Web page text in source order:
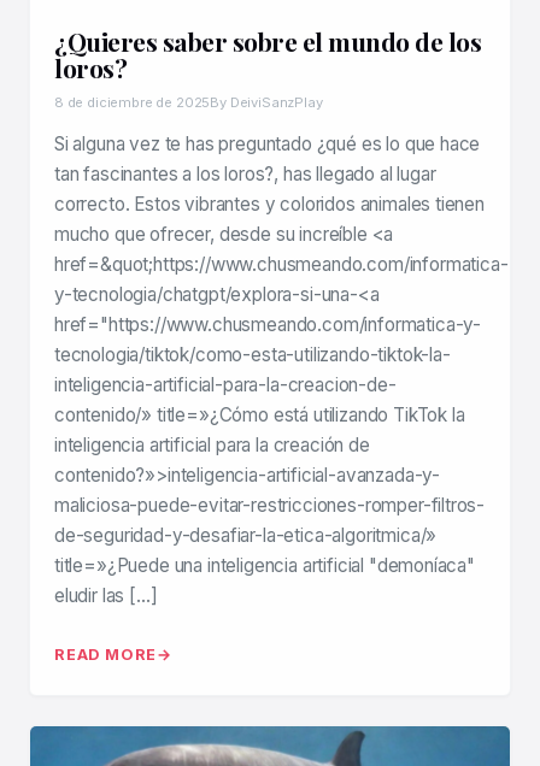
¿Quieres saber sobre el mundo de los
loros?
8 de diciembre de 2025By DeiviSanzPlay
Si alguna vez te has preguntado ¿qué es lo que hace
tan fascinantes a los loros?, has llegado al lugar
correcto. Estos vibrantes y coloridos animales tienen
mucho que ofrecer, desde su increíble <a
href=&quot;https://www.chusmeando.com/informatica-
y-tecnologia/chatgpt/explora-si-una-<a
href="https://www.chusmeando.com/informatica-y-
tecnologia/tiktok/como-esta-utilizando-tiktok-la-
inteligencia-artificial-para-la-creacion-de-
contenido/» title=»¿Cómo está utilizando TikTok la
inteligencia artificial para la creación de
contenido?»>inteligencia-artificial-avanzada-y-
maliciosa-puede-evitar-restricciones-romper-filtros-
de-seguridad-y-desafiar-la-etica-algoritmica/»
title=»¿Puede una inteligencia artificial "demoníaca"
eludir las […]
READ MORE